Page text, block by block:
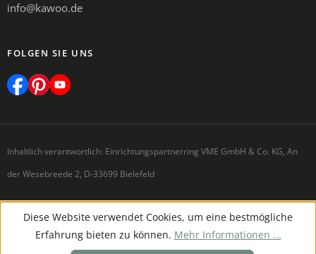
info@kawoo.de
FOLGEN SIE UNS
Inhaltlich verantwortlich: Einrichtungspartnerring VME GmbH & Co. KG, An
der Wesebreede 2, D-33699 Bielefeld
Diese Website verwendet Cookies, um eine bestmögliche
Erfahrung bieten zu können. Mehr Informationen ...